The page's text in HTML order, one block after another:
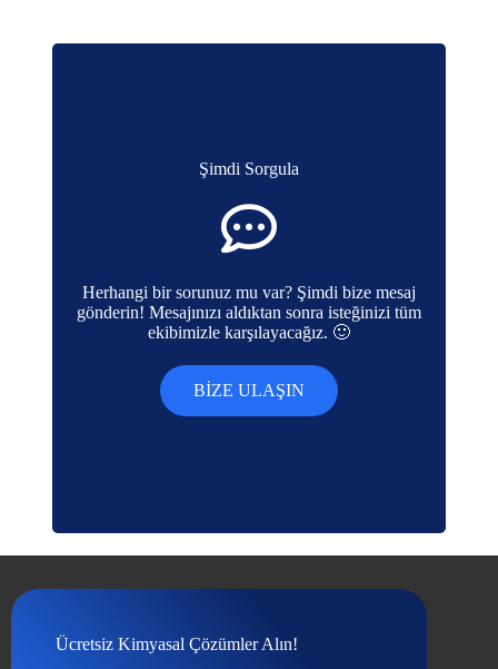
Şimdi Sorgula
Herhangi bir sorunuz mu var? Şimdi bize mesaj
gönderin! Mesajınızı aldıktan sonra isteğinizi tüm
ekibimizle karşılayacağız. 🙂
BIZE ULAŞIN
Ücretsiz Kimyasal Çözümler Alın!